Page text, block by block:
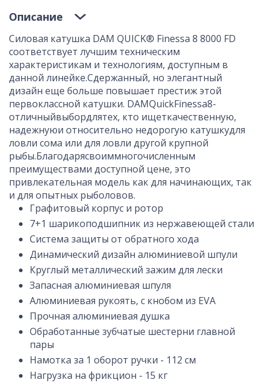
Описание
Силовая катушка DAM QUICK® Finessa 8 8000 FD
соответствует лучшим техническим
характеристикам и технологиям, доступным в
данной линейке.Сдержанный, но элегантный
дизайн еще больше повышает престиж этой
первоклассной катушки. DAMQuickFinessa8-
отличныйвыбордлятех, кто ищеткачественную,
надежнуюи относительно недорогую катушкудля
ловли сома или для ловли другой крупной
рыбы.Благодарясвоиммногочисленным
преимуществами доступной цене, это
привлекательная модель как для начинающих, так
и для опытных рыболовов.
Графитовый корпус и ротор
7+1 шарикоподшипник из нержавеющей стали
Система защиты от обратного хода
Динамический дизайн алюминиевой шпули
Круглый металлический зажим для лески
Запасная алюминиевая шпуля
Алюминиевая рукоять, с кнобом из EVA
Прочная алюминиевая душка
Обработанные зубчатые шестерни главной
пары
Намотка за 1 оборот ручки - 112 см
Нагрузка на фрикцион - 15 кг